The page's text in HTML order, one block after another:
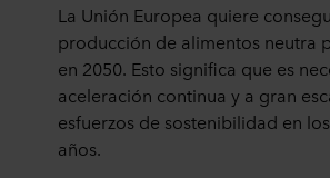
La Unión Europea quiere
producción de alimentos neutra
en 2050. Esto significa que es
aceleración continua y a gran
esfuerzos de sostenibilidad en
años.